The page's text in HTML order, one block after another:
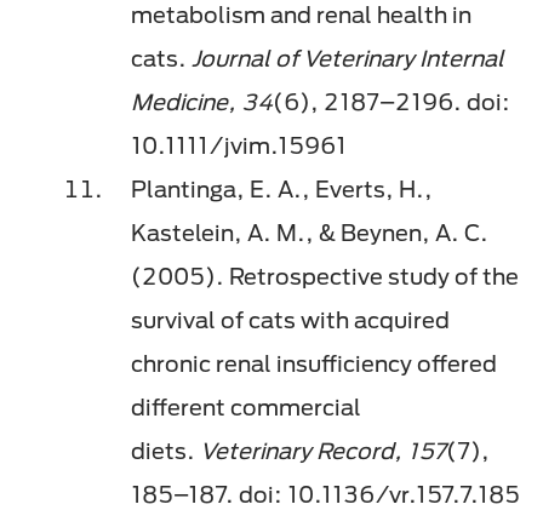
metabolism and renal health in
cats. Journal of Veterinary Internal
Medicine, 34(6), 2187–2196. doi:
10.1111/jvim.15961
Plantinga, E. A., Everts, H.,
Kastelein, A. M., & Beynen, A. C.
(2005). Retrospective study of the
survival of cats with acquired
chronic renal insufficiency offered
different commercial
diets. Veterinary Record, 157(7),
185–187. doi: 10.1136/vr.157.7.185